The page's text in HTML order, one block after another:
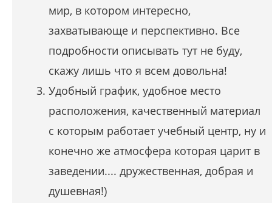
мир, в котором интересно,
захватывающе и перспективно. Все
подробности описывать тут не буду,
скажу лишь что я всем довольна!
Удобный график, удобное место
расположения, качественный материал
с которым работает учебный центр, ну и
конечно же атмосфера которая царит в
заведении.... дружественная, добрая и
душевная!)